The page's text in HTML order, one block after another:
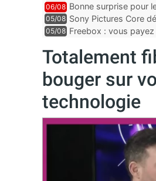
06/08 Bonne surprise pour
inclus
05/08 Sony Pictures Core
05/08 Freebox : vous
Totalement
bouger sur
technologie